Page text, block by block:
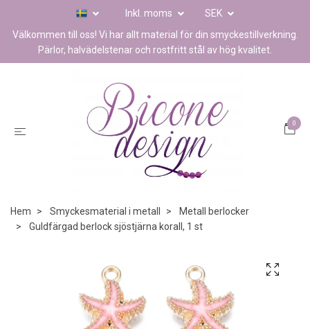
Inkl. moms
SEK
Välkommen till oss! Vi har allt material för din smyckestillverkning.
Pärlor, halvädelstenar och rostfritt stål av hög kvalitet.
0
Hem Smyckesmaterial i metall
Metall berlocker
Guldfärgad berlock sjöstjärna korall, 1 st